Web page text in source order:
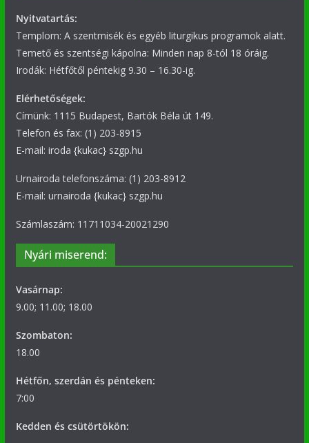
Nyitvatartás:
Templom: A szentmisék és egyéb liturgikus programok alatt.
Temető és szentségi kápolna: Minden nap 8-tól 18 óráig.
Irodák: Hétfőtől péntekig 9.30 – 16.30-ig.
Elérhetőségek:
Címünk: 1115 Budapest, Bartók Béla út 149.
Telefon és fax: (1) 203-8915
E-mail: iroda {kukac} szgp.hu
Urnairoda telefonszáma: (1) 203-8912
E-mail: urnairoda {kukac} szgp.hu
Számlaszám: 11711034-20021290
Nyári miserend:
Vasárnap:
9.00; 11.00; 18.00
Szombaton:
18.00
Hétfőn, szerdán és pénteken:
7:00
Kedden és csütörtökön: